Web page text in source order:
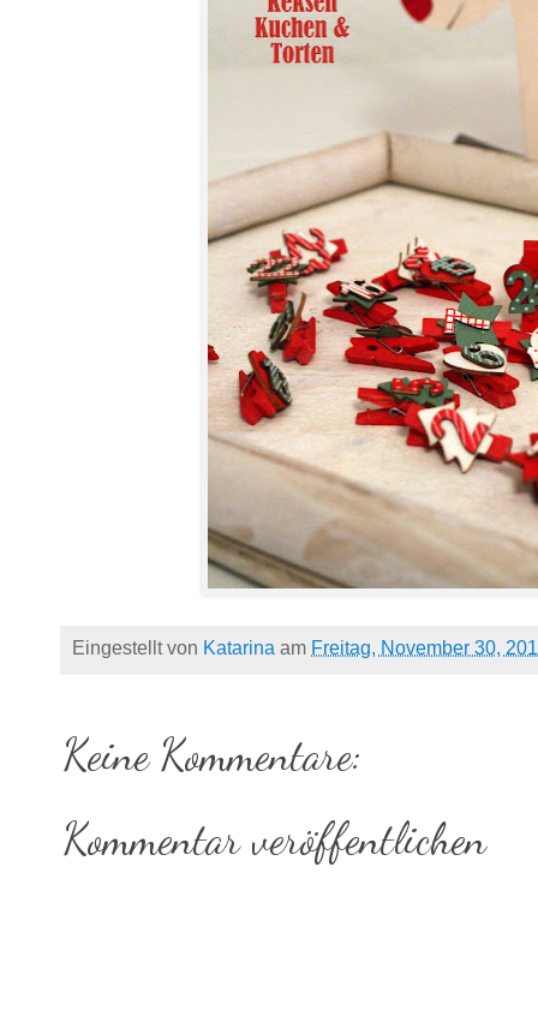
Eingestellt von Katarina am Freitag, November 30,
Keine Kommentare:
Kommentar veröffentlichen